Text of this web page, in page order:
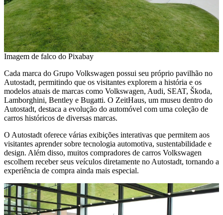
Imagem de falco do Pixabay
Cada marca do Grupo Volkswagen possui seu próprio pavilhão no
Autostadt, permitindo que os visitantes explorem a história e os
modelos atuais de marcas como Volkswagen, Audi, SEAT, Škoda,
Lamborghini, Bentley e Bugatti. O ZeitHaus, um museu dentro do
Autostadt, destaca a evolução do automóvel com uma coleção de
carros históricos de diversas marcas.
O Autostadt oferece várias exibições interativas que permitem aos
visitantes aprender sobre tecnologia automotiva, sustentabilidade e
design. Além disso, muitos compradores de carros Volkswagen
escolhem receber seus veículos diretamente no Autostadt, tornando a
experiência de compra ainda mais especial.